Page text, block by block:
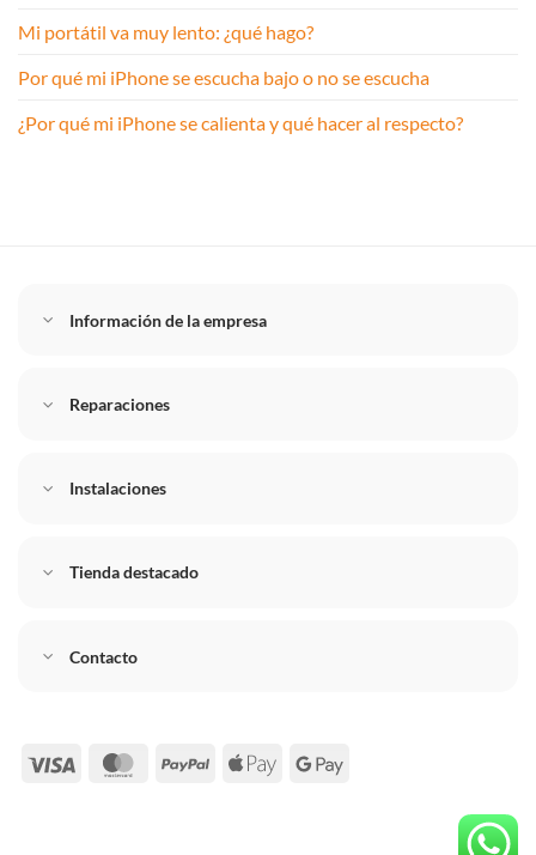
Mi portátil va muy lento: ¿qué hago?
Por qué mi iPhone se escucha bajo o no se escucha
¿Por qué mi iPhone se calienta y qué hacer al respecto?
Información de la empresa
Reparaciones
Instalaciones
Tienda destacado
Contacto
Visa MasterCard
PayPal Apple
Google